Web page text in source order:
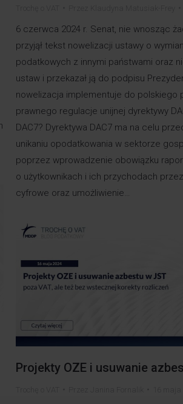
6 czerwca 2024 r. Senat, nie wnosząc
przyjął tekst nowelizacji ustawy o
podatkowych z innymi państwami oraz
ustaw i przekazał ją do podpisu
nowelizacja implementuje do polskiego
prawnego regulacje unijnej dyrektywy
DAC7? Dyrektywa DAC7 ma na celu
unikaniu opodatkowania w sektorze
poprzez wprowadzenie obowiązku
o użytkownikach i ich przychodach
cyfrowe oraz umożliwienie…
Projekty OZE i usuwanie